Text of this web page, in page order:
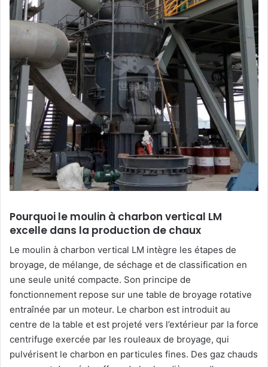
Pourquoi le moulin à charbon vertical LM
excelle dans la production de chaux
Le moulin à charbon vertical LM intègre les étapes de
broyage, de mélange, de séchage et de classification en
une seule unité compacte. Son principe de
fonctionnement repose sur une table de broyage rotative
entraînée par un moteur. Le charbon est introduit au
centre de la table et est projeté vers l’extérieur par la force
centrifuge exercée par les rouleaux de broyage, qui
pulvérisent le charbon en particules fines. Des gaz chauds